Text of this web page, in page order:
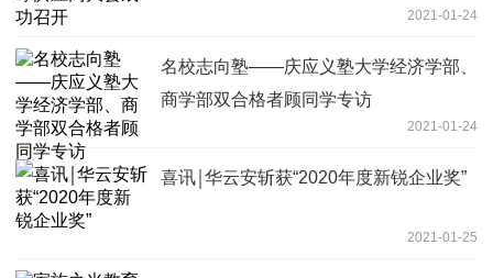
2021-01-24
名校志向塾——庆应义塾大学经济学部、
商学部双合格者顾同学专访
2021-01-24
喜讯￨华云安斩获“2020年度新锐企业奖”
2021-01-25